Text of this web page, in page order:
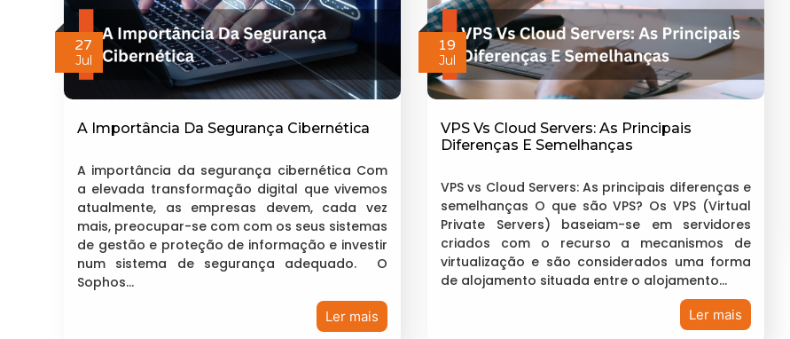
27
Jul
A Importância Da Segurança Cibernética
A importância da segurança cibernética Com
a elevada transformação digital que vivemos
atualmente, as empresas devem, cada vez
mais, preocupar-se com com os seus sistemas
de gestão e proteção de informação e investir
num sistema de segurança adequado. O
Sophos…
Ler mais
19
Jul
VPS Vs Cloud Servers: As Principais
Diferenças E Semelhanças
VPS vs Cloud Servers: As principais diferenças e
semelhanças O que são VPS? Os VPS (Virtual
Private Servers) baseiam-se em servidores
criados com o recurso a mecanismos de
virtualização e são considerados uma forma
de alojamento situada entre o alojamento…
Ler mais